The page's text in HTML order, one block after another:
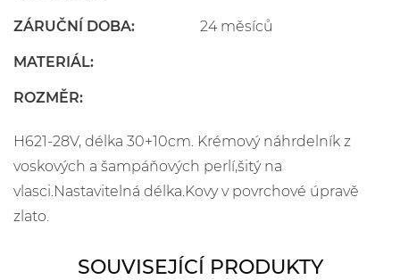
ZÁRUČNÍ DOBA: 24 měsíců
MATERIÁL:
ROZMĚR:
H621-28V, délka 30+10cm. Krémový náhrdelník z
voskových a šampáňových perlí,šitý na
vlasci.Nastavitelná délka.Kovy v povrchové úpravě
zlato.
SOUVISEJÍCÍ PRODUKTY